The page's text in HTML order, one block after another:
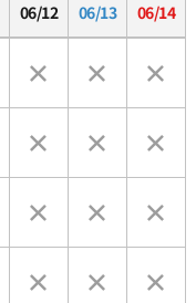
06/12 06/13 06/14